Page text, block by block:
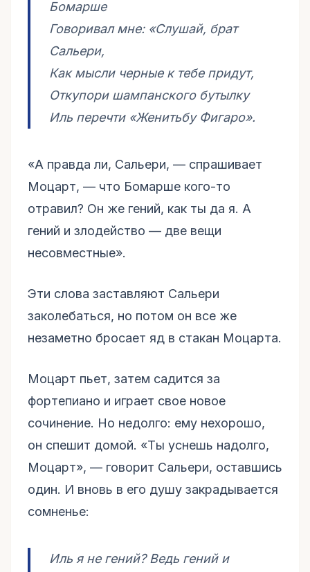
Бомарше
Говоривал мне: «Слушай, брат
Сальери,
Как мысли черные к тебе придут,
Откупори шампанского бутылку
Иль перечти «Женитьбу Фигаро».
«А правда ли, Сальери, — спрашивает
Моцарт, — что Бомарше кого-то
отравил? Он же гений, как ты да я. А
гений и злодейство — две вещи
несовместные».
Эти слова заставляют Сальери
заколебаться, но потом он все же
незаметно бросает яд в стакан Моцарта.
Моцарт пьет, затем садится за
фортепиано и играет свое новое
сочинение. Но недолго: ему нехорошо,
он спешит домой. «Ты уснешь надолго,
Моцарт», — говорит Сальери, оставшись
один. И вновь в его душу закрадывается
сомненье:
Иль я не гений? Ведь гений и